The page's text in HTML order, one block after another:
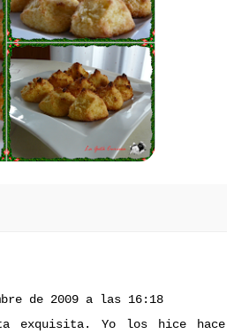
de 2009 a las 16:18
exquisita. Yo los hice hace